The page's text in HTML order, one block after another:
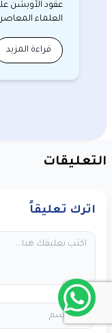
العلماء
قراءة المزيد
التعليقات
اترك تعليقاً